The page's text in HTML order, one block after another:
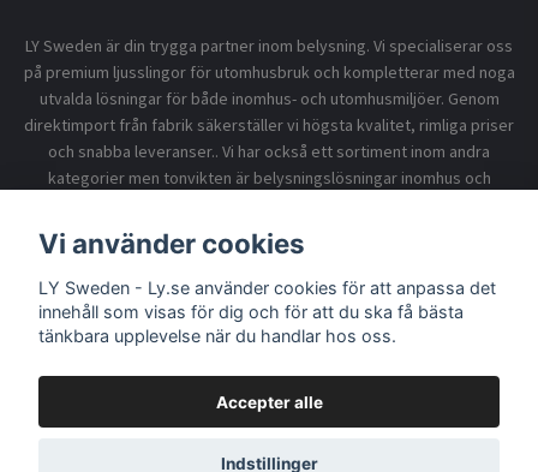
LY Sweden är din trygga partner inom belysning. Vi specialiserar oss
på premium ljusslingor för utomhusbruk och kompletterar med noga
utvalda lösningar för både inomhus- och utomhusmiljöer. Genom
direktimport från fabrik säkerställer vi högsta kvalitet, rimliga priser
och snabba leveranser.. Vi har också ett sortiment inom andra
kategorier men tonvikten är belysningslösningar inomhus och
Information
© 2026 LY Sweden - Ly.se
Vi använder cookies
LY Sweden - Ly.se använder cookies för att anpassa det
innehåll som visas för dig och för att du ska få bästa
tänkbara upplevelse när du handlar hos oss.
Accepter alle
Indstillinger